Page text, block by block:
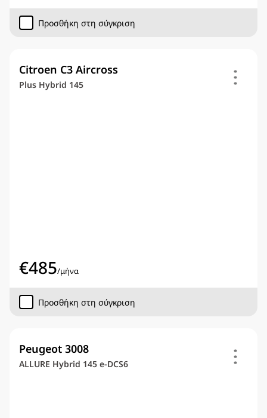
Προσθήκη στη σύγκριση
Citroen C3 Aircross
Plus Hybrid 145
€485/μήνα
Προσθήκη στη σύγκριση
Peugeot 3008
ALLURE Hybrid 145 e-DCS6